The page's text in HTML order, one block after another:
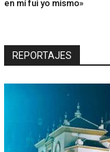
en mí fui yo mismo»
REPORTAJES